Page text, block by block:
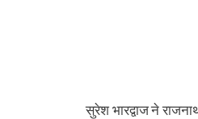
सुरेश भारद्वाज ने